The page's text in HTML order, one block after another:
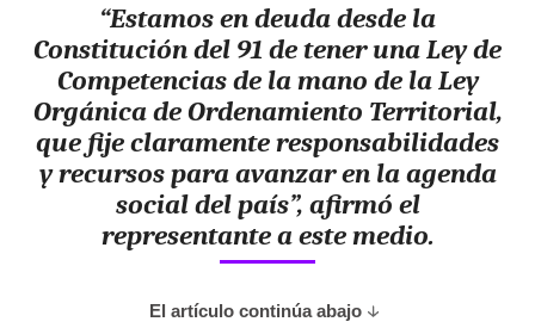
“Estamos en deuda desde la
Constitución del 91 de tener una Ley de
Competencias de la mano de la Ley
Orgánica de Ordenamiento Territorial,
que fije claramente responsabilidades
y recursos para avanzar en la agenda
social del país”, afirmó el
representante a este medio.
El artículo continúa abajo